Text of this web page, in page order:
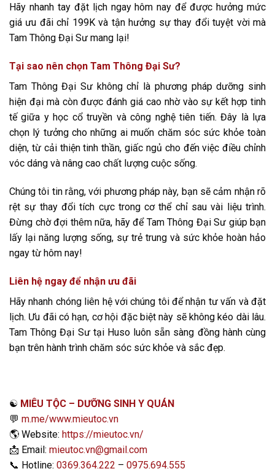
Hãy nhanh tay đặt lịch ngay hôm nay để được hưởng mức
giá ưu đãi chỉ 199K và tận hưởng sự thay đổi tuyệt vời mà
Tam Thông Đại Sư mang lại!
Tại sao nên chọn Tam Thông Đại Sư?
Tam Thông Đại Sư không chỉ là phương pháp dưỡng sinh
hiện đại mà còn được đánh giá cao nhờ vào sự kết hợp tinh
tế giữa y học cổ truyền và công nghệ tiên tiến. Đây là lựa
chọn lý tưởng cho những ai muốn chăm sóc sức khỏe toàn
diện, từ cải thiện tinh thần, giấc ngủ cho đến việc điều chỉnh
vóc dáng và nâng cao chất lượng cuộc sống.
Chúng tôi tin rằng, với phương pháp này, bạn sẽ cảm nhận rõ
rệt sự thay đổi tích cực trong cơ thể chỉ sau vài liệu trình.
Đừng chờ đợi thêm nữa, hãy để Tam Thông Đại Sư giúp bạn
lấy lại năng lượng sống, sự trẻ trung và sức khỏe hoàn hảo
ngay từ hôm nay!
Liên hệ ngay để nhận ưu đãi
Hãy nhanh chóng liên hệ với chúng tôi để nhận tư vấn và đặt
lịch. Ưu đãi có hạn, cơ hội đặc biệt này sẽ không kéo dài lâu.
Tam Thông Đại Sư tại Huso luôn sẵn sàng đồng hành cùng
bạn trên hành trình chăm sóc sức khỏe và sắc đẹp.
☯️ MIÊU TỘC – DƯỠNG SINH Y QUÁN
💬 m.me/www.mieutoc.vn
🌎 Website: https://mieutoc.vn/
📩 Email: mieutoc.vn@gmail.com
📞 Hotline: 0369.364.222 – 0975.694.555